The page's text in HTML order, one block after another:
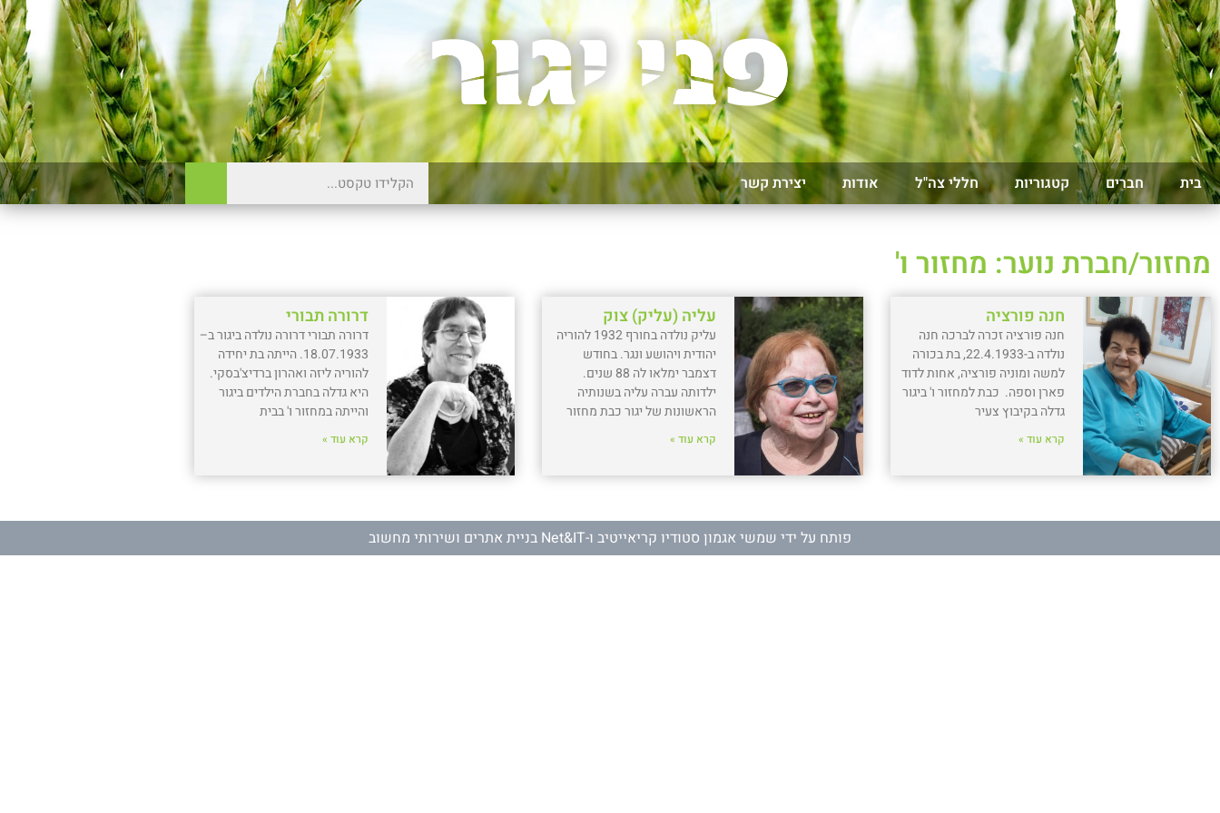
בית חברים קטגוריות חללי צה"ל אודות יצירת קשר
מחזור/חברת נוער: מחזור ו'
חנה פורציה
חנה פורציה זכרה לברכה חנה
נולדה ב-22.4.1933, בת בכורה
למשה ומוניה פורציה, אחות לדוד
פארן וספה. כבת למחזור ו' ביגור
גדלה בקיבוץ צעיר
קרא עוד »
עליה (עליק) צוק
עליק נולדה בחורף 1932 להוריה
יהודית ויהושע ונגר. בחודש
דצמבר ימלאו לה 88 שנים.
ילדותה עברה עליה בשנותיה
הראשונות של יגור כבת מחזור
קרא עוד »
דרורה תבורי
דרורה תבורי דרורה נולדה ביגור ב–
18.07.1933. הייתה בת יחידה
להוריה ליזה ואהרון ברדיצ'בסקי.
היא גדלה בחברת הילדים ביגור
והייתה במחזור ו' בבית
קרא עוד »
פותח על ידי שמשי אגמון סטודיו קריאייטיב ו-Net&IT בניית אתרים ושירותי מחשוב